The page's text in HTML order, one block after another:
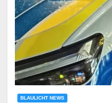
BLAULICHT NEWS